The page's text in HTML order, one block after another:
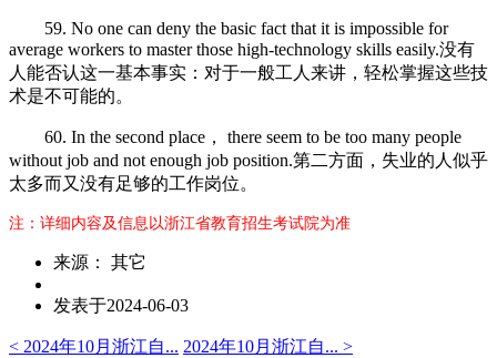
59. No one can deny the basic fact that it is impossible for
average workers to master those high-technology skills easily.没有
人能否认这一基本事实：对于一般工人来讲，轻松掌握这些技
术是不可能的。
60. In the second place， there seem to be too many people
without job and not enough job position.第二方面，失业的人似乎
太多而又没有足够的工作岗位。
注：详细内容及信息以浙江省教育招生考试院为准
来源： 其它
发表于2024-06-03
< 2024年10月浙江自... 2024年10月浙江自... >